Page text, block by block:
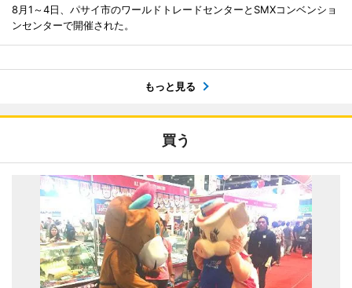
8月1～4日、パサイ市のワールドトレードセンターとSMXコンベンショ
ンセンターで開催された。
もっと見る
買う